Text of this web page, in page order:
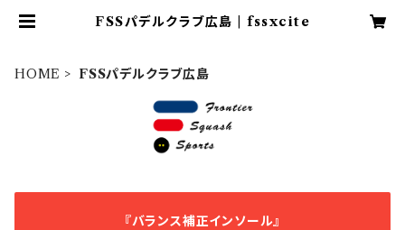
FSSパデルクラブ広島 | fssxcite
HOME FSSパデルクラブ広島
『バランス補正インソール』